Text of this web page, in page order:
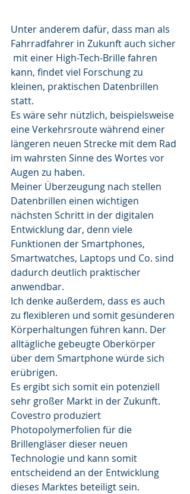
Unter anderem dafür, dass man als
Fahrradfahrer in Zukunft auch sicher
mit einer High-Tech-Brille fahren
kann, findet viel Forschung zu
kleinen, praktischen Datenbrillen
statt.
Es wäre sehr nützlich, beispielsweise
eine Verkehrsroute während einer
längeren neuen Strecke mit dem Rad
im wahrsten Sinne des Wortes vor
Augen zu haben.
Meiner Überzeugung nach stellen
Datenbrillen einen wichtigen
nächsten Schritt in der digitalen
Entwicklung dar, denn viele
Funktionen der Smartphones,
Smartwatches, Laptops und Co. sind
dadurch deutlich praktischer
anwendbar.
Ich denke außerdem, dass es auch
zu flexibleren und somit gesünderen
Körperhaltungen führen kann. Der
alltägliche gebeugte Oberkörper
über dem Smartphone würde sich
erübrigen.
Es ergibt sich somit ein potenziell
sehr großer Markt in der Zukunft.
Covestro produziert
Photopolymerfolien für die
Brillengläser dieser neuen
Technologie und kann somit
entscheidend an der Entwicklung
dieses Marktes beteiligt sein.